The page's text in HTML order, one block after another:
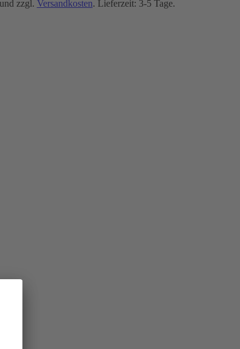
zzgl. Versandkosten. Lieferzeit: 3-5 Tage.